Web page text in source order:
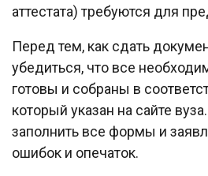
аттестата) требуются для
Перед тем, как сдать
убедиться, что все
готовы и собраны в
который указан на сайте
заполнить все формы и
ошибок и опечаток.